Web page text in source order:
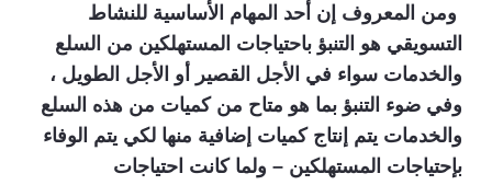
ومن المعروف إن أحد المهام الأساسية للنشاط
التسويقي هو التنبؤ باحتياجات المستهلكين من السلع
والخدمات سواء في الأجل القصير أو الأجل الطويل ،
وفي ضوء التنبؤ بما هو متاح من كميات من هذه السلع
والخدمات يتم إنتاج كميات إضافية منها لكي يتم الوفاء
بإحتياجات المستهلكين – ولما كانت احتياجات